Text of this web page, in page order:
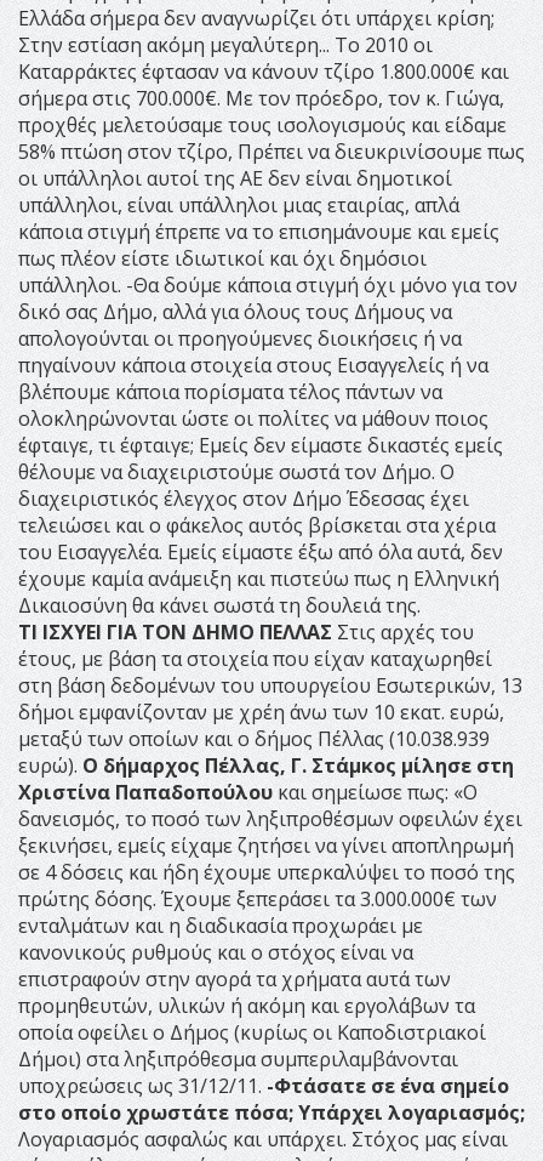
Ελλάδα σήμερα δεν αναγνωρίζει ότι υπάρχει κρίση;
Στην εστίαση ακόμη μεγαλύτερη... Το 2010 οι
Καταρράκτες έφτασαν να κάνουν τζίρο 1.800.000€ και
σήμερα στις 700.000€. Με τον πρόεδρο, τον κ. Γιώγα,
προχθές μελετούσαμε τους ισολογισμούς και είδαμε
58% πτώση στον τζίρο, Πρέπει να διευκρινίσουμε πως
οι υπάλληλοι αυτοί της ΑΕ δεν είναι δημοτικοί
υπάλληλοι, είναι υπάλληλοι μιας εταιρίας, απλά
κάποια στιγμή έπρεπε να το επισημάνουμε και εμείς
πως πλέον είστε ιδιωτικοί και όχι δημόσιοι
υπάλληλοι. -Θα δούμε κάποια στιγμή όχι μόνο για τον
δικό σας Δήμο, αλλά για όλους τους Δήμους να
απολογούνται οι προηγούμενες διοικήσεις ή να
πηγαίνουν κάποια στοιχεία στους Εισαγγελείς ή να
βλέπουμε κάποια πορίσματα τέλος πάντων να
ολοκληρώνονται ώστε οι πολίτες να μάθουν ποιος
έφταιγε, τι έφταιγε; Εμείς δεν είμαστε δικαστές εμείς
θέλουμε να διαχειριστούμε σωστά τον Δήμο. Ο
διαχειριστικός έλεγχος στον Δήμο Έδεσσας έχει
τελειώσει και ο φάκελος αυτός βρίσκεται στα χέρια
του Εισαγγελέα. Εμείς είμαστε έξω από όλα αυτά, δεν
έχουμε καμία ανάμειξη και πιστεύω πως η Ελληνική
Δικαιοσύνη θα κάνει σωστά τη δουλειά της.
ΤΙ ΙΣΧΥΕΙ ΓΙΑ ΤΟΝ ΔΗΜΟ ΠΕΛΛΑΣ Στις αρχές του
έτους, με βάση τα στοιχεία που είχαν καταχωρηθεί
στη βάση δεδομένων του υπουργείου Εσωτερικών, 13
δήμοι εμφανίζονταν με χρέη άνω των 10 εκατ. ευρώ,
μεταξύ των οποίων και ο δήμος Πέλλας (10.038.939
ευρώ). Ο δήμαρχος Πέλλας, Γ. Στάμκος μίλησε στη
Χριστίνα Παπαδοπούλου και σημείωσε πως: «Ο
δανεισμός, το ποσό των ληξιπροθέσμων οφειλών έχει
ξεκινήσει, εμείς είχαμε ζητήσει να γίνει αποπληρωμή
σε 4 δόσεις και ήδη έχουμε υπερκαλύψει το ποσό της
πρώτης δόσης. Έχουμε ξεπεράσει τα 3.000.000€ των
ενταλμάτων και η διαδικασία προχωράει με
κανονικούς ρυθμούς και ο στόχος είναι να
επιστραφούν στην αγορά τα χρήματα αυτά των
προμηθευτών, υλικών ή ακόμη και εργολάβων τα
οποία οφείλει ο Δήμος (κυρίως οι Καποδιστριακοί
Δήμοι) στα ληξιπρόθεσμα συμπεριλαμβάνονται
υποχρεώσεις ως 31/12/11.-Φτάσατε σε ένα σημείο
στο οποίο χρωστάτε πόσα; Υπάρχει λογαριασμός;
Λογαριασμός ασφαλώς και υπάρχει. Στόχος μας είναι